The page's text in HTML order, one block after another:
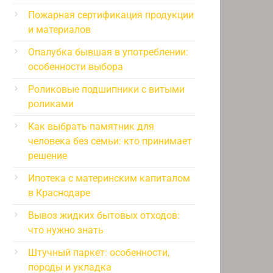
Пожарная сертификация продукции
и материалов
Опалубка бывшая в употреблении:
особенности выбора
Роликовые подшипники с витыми
роликами
Как выбрать памятник для
человека без семьи: кто принимает
решение
Ипотека с материнским капиталом
в Краснодаре
Вывоз жидких бытовых отходов:
что нужно знать
Штучный паркет: особенности,
породы и укладка